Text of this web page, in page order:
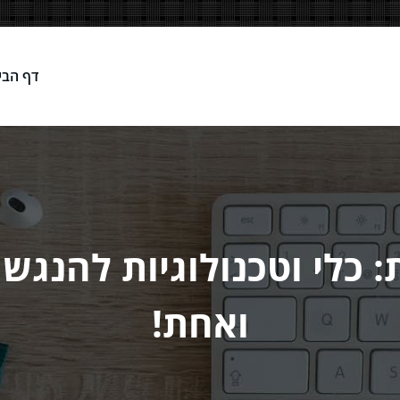
דף
כלי וטכנולוגיות
ואחת!